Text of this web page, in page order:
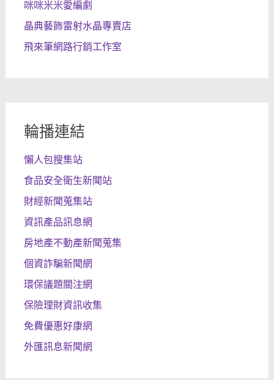
咪咪米米愛編劇
晶典藝飾雷射水晶專賣店
飛來筆網路行銷工作室
輪播連結
懶人包搜集站
食品安全衛生新聞站
財經新聞蒐集站
資訊產品訊息網
房地產不動產新聞蒐集
個資詐騙新聞網
環保議題關注網
保險理財資訊收集
免費優惠好康網
外匯訊息新聞網